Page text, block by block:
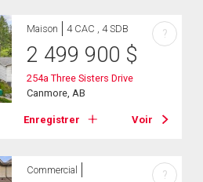
Maison 4 CAC , 4 SDB
2 499 900 $
254a Three Sisters Drive
Canmore, AB
Enregistrer Voir
?
Commercial ?